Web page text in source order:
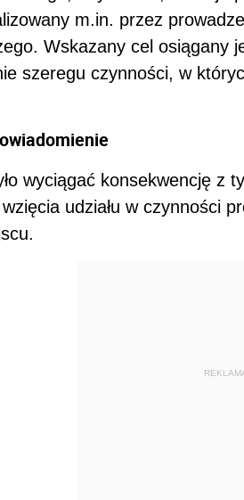
m.in. przez
Wskazany cel osiągany
szeregu czynności, w
wyciągać konsekwencję z
udziału w czynności